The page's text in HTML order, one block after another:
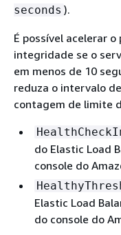
seconds ).
É possível acelerar
integridade se o
em menos de 10
reduza o intervalo
contagem de limite
do Elastic Load
console do
Elastic Load
do console do